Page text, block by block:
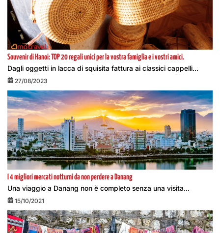
Souvenir di Hanoi: TOP 20 regali unici per la vostra famiglia e i vostri amici.
Dagli oggetti in lacca di squisita fattura ai classici cappelli...
27/08/2023
I 4 migliori mercati notturni da non perdere a Danang
Una viaggio a Danang non è completo senza una visita...
15/10/2021